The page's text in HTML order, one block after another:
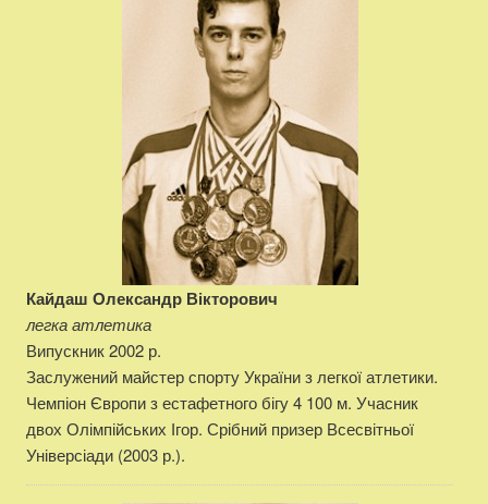
Кайдаш Олександр Вікторович
легка атлетика
Випускник 2002 р.
Заслужений майстер спорту України з легкої атлетики.
Чемпіон Європи з естафетного бігу 4 100 м. Учасник
двох Олімпійських Ігор. Срібний призер Всесвітньої
Універсіади (2003 р.).